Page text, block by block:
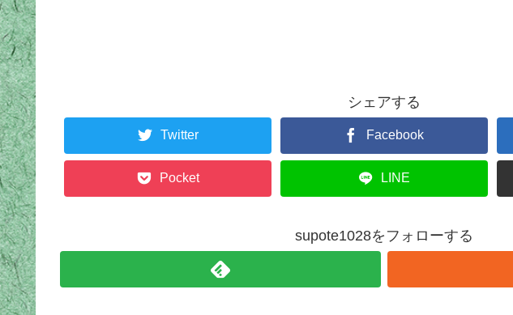
シェアする
Twitter Facebook
Pocket LINE
supote1028をフォローする